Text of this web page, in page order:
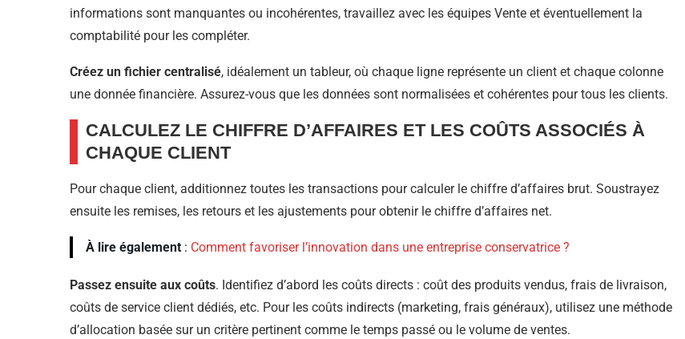
informations sont manquantes ou incohérentes, travaillez avec les équipes Vente et éventuellement la
comptabilité pour les compléter.
Créez un fichier centralisé, idéalement un tableur, où chaque ligne représente un client et chaque colonne
une donnée financière. Assurez-vous que les données sont normalisées et cohérentes pour tous les clients.
CALCULEZ LE CHIFFRE D’AFFAIRES ET LES COÛTS ASSOCIÉS À
CHAQUE CLIENT
Pour chaque client, additionnez toutes les transactions pour calculer le chiffre d’affaires brut. Soustrayez
ensuite les remises, les retours et les ajustements pour obtenir le chiffre d’affaires net.
À lire également : Comment favoriser l’innovation dans une entreprise conservatrice ?
Passez ensuite aux coûts. Identifiez d’abord les coûts directs : coût des produits vendus, frais de livraison,
coûts de service client dédiés, etc. Pour les coûts indirects (marketing, frais généraux), utilisez une méthode
d’allocation basée sur un critère pertinent comme le temps passé ou le volume de ventes.